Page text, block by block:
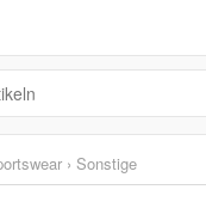
› Sonstige